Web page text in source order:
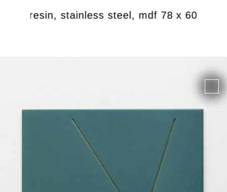
resin, stainless steel, mdf 78 x 60 cm